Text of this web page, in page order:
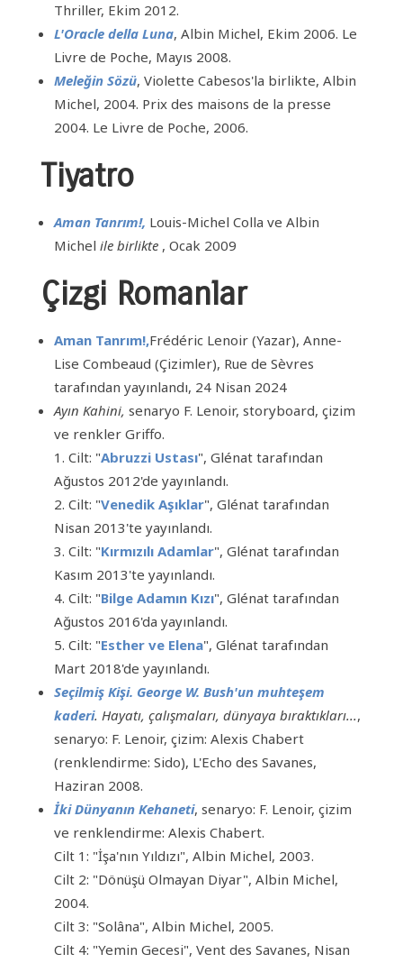
Thriller, Ekim 2012.
L'Oracle della Luna, Albin Michel, Ekim 2006. Le
Livre de Poche, Mayıs 2008.
Meleğin Sözü, Violette Cabesos'la birlikte, Albin
Michel, 2004. Prix des maisons de la presse
2004. Le Livre de Poche, 2006.
Tiyatro
Aman Tanrım!, Louis-Michel Colla ve Albin
Michel ile birlikte, Ocak 2009
Çizgi Romanlar
Aman Tanrım!,Frédéric Lenoir (Yazar), Anne-
Lise Combeaud (Çizimler), Rue de Sèvres
tarafından yayınlandı, 24 Nisan 2024
Ayın Kahini, senaryo F. Lenoir, storyboard, çizim
ve renkler Griffo.
1. Cilt: "Abruzzi Ustası", Glénat tarafından
Ağustos 2012'de yayınlandı.
2. Cilt: "Venedik Aşıklar", Glénat tarafından
Nisan 2013'te yayınlandı.
3. Cilt: "Kırmızılı Adamlar", Glénat tarafından
Kasım 2013'te yayınlandı.
4. Cilt: "Bilge Adamın Kızı", Glénat tarafından
Ağustos 2016'da yayınlandı.
5. Cilt: "Esther ve Elena", Glénat tarafından
Mart 2018'de yayınlandı.
Seçilmiş Kişi. George W. Bush'un muhteşem
kaderi. Hayatı, çalışmaları, dünyaya bıraktıkları...,
senaryo: F. Lenoir, çizim: Alexis Chabert
(renklendirme: Sido), L'Echo des Savanes,
Haziran 2008.
İki Dünyanın Kehaneti, senaryo: F. Lenoir, çizim
ve renklendirme: Alexis Chabert.
Cilt 1: "İşa'nın Yıldızı", Albin Michel, 2003.
Cilt 2: "Dönüşü Olmayan Diyar", Albin Michel,
2004.
Cilt 3: "Solâna", Albin Michel, 2005.
Cilt 4: "Yemin Gecesi", Vent des Savanes, Nisan